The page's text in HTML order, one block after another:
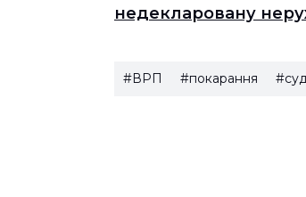
недекларовану
#ВРП #покарання